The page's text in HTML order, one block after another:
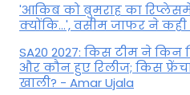
'आकिब को बुमराह का
क्योंकि...', वसीम जाफर ने कही
SA20 2027: किस टीम ने किन
और कौन हुए रिलीज; किस
खाली? - Amar Ujala